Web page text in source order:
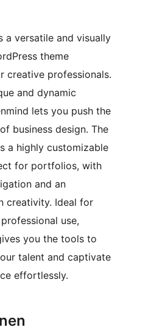
a versatile and visually
theme
creative professionals.
and dynamic
lets you push the
business design. The
a highly customizable
for portfolios, with
and an
creativity. Ideal for
use,
you the tools to
talent and captivate
effortlessly.